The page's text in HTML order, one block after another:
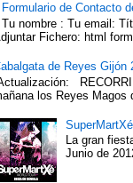
Formulario de Contacto
Tu nombre : Tu email:
Fichero: html form
de Reyes Gijón
los Reyes Magos
La gran
Junio de